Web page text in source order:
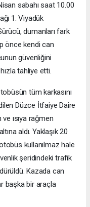
sabahı saat 10.00
1. Viyadük
dumanları fark
önce kendi can
güvenliğini
tahliye etti.
tüm karkasını
Düzce İtfaiye Daire
ve ısıya rağmen
aldı. Yaklaşık 20
kullanılmaz hale
şeridindeki trafik
Kazada can
başka bir araçla